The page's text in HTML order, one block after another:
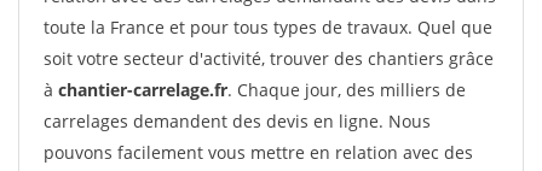
toute la France et pour tous types de travaux. Quel que
soit votre secteur d'activité, trouver des chantiers grâce
à chantier-carrelage.fr. Chaque jour, des milliers de
carrelages demandent des devis en ligne. Nous
pouvons facilement vous mettre en relation avec des